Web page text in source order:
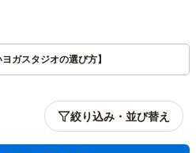
ガスタジオの選び方】
絞り込み・並び替え